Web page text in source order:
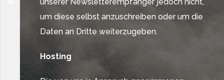
um diese selbst anzuschreiben oder um die
Daten an Dritte weiterzugeben.
Hosting